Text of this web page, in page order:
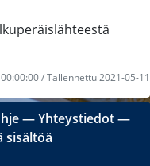
/ Tallennettu 2021-05-11
―Yhteystiedot―
sisältöä